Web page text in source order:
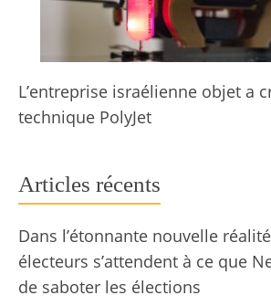
L’entreprise israélienne objet a
technique PolyJet
Articles récents
Dans l’étonnante nouvelle
électeurs s’attendent à ce que
de saboter les élections